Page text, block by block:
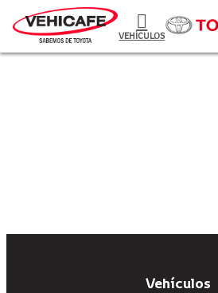
VEHÍCULOS
Vehículos